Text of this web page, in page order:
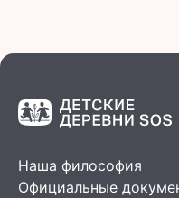
Наша философия
Официальные